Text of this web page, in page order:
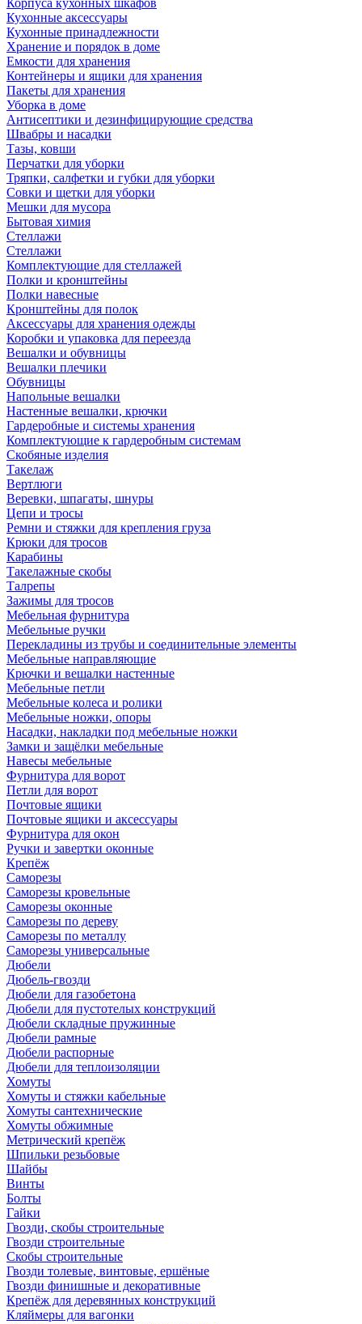
Корпуса кухонных шкафов
Кухонные аксессуары
Кухонные принадлежности
Хранение и порядок в доме
Емкости для хранения
Контейнеры и ящики для хранения
Пакеты для хранения
Уборка в доме
Антисептики и дезинфицирующие средства
Швабры и насадки
Тазы, ковши
Перчатки для уборки
Тряпки, салфетки и губки для уборки
Совки и щетки для уборки
Мешки для мусора
Бытовая химия
Стеллажи
Стеллажи
Комплектующие для стеллажей
Полки и кронштейны
Полки навесные
Кронштейны для полок
Аксессуары для хранения одежды
Коробки и упаковка для переезда
Вешалки и обувницы
Вешалки плечики
Обувницы
Напольные вешалки
Настенные вешалки, крючки
Гардеробные и системы хранения
Комплектующие к гардеробным системам
Скобяные изделия
Такелаж
Вертлюги
Веревки, шпагаты, шнуры
Цепи и тросы
Ремни и стяжки для крепления груза
Крюки для тросов
Карабины
Такелажные скобы
Талрепы
Зажимы для тросов
Мебельная фурнитура
Мебельные ручки
Перекладины из трубы и соединительные элементы
Мебельные направляющие
Крючки и вешалки настенные
Мебельные петли
Мебельные колеса и ролики
Мебельные ножки, опоры
Насадки, накладки под мебельные ножки
Замки и защёлки мебельные
Навесы мебельные
Фурнитура для ворот
Петли для ворот
Почтовые ящики
Почтовые ящики и аксессуары
Фурнитура для окон
Ручки и завертки оконные
Крепёж
Саморезы
Саморезы кровельные
Саморезы оконные
Саморезы по дереву
Саморезы по металлу
Саморезы универсальные
Дюбели
Дюбель-гвозди
Дюбели для газобетона
Дюбели для пустотелых конструкций
Дюбели складные пружинные
Дюбели рамные
Дюбели распорные
Дюбели для теплоизоляции
Хомуты
Хомуты и стяжки кабельные
Хомуты сантехнические
Хомуты обжимные
Метрический крепёж
Шпильки резьбовые
Шайбы
Винты
Болты
Гайки
Гвозди, скобы строительные
Гвозди строительные
Скобы строительные
Гвозди толевые, винтовые, ершёные
Гвозди финишные и декоративные
Крепёж для деревянных конструкций
Кляймеры для вагонки